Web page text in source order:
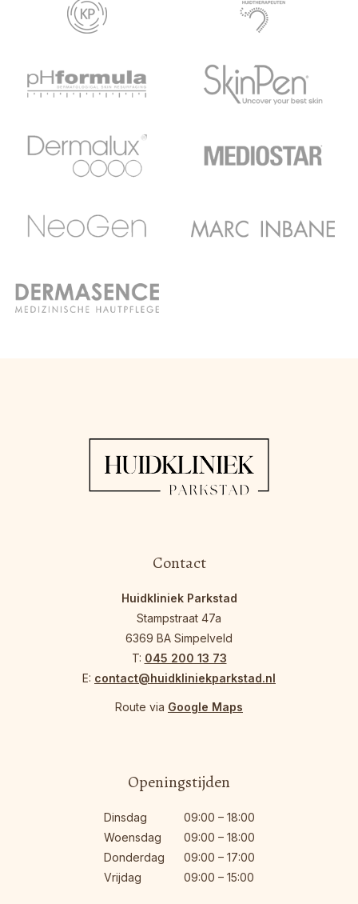
Contact
Huidkliniek Parkstad
Stampstraat 47a
6369 BA Simpelveld
T: 045 200 13 73
E: contact@huidkliniekparkstad.nl
Route via Google Maps
Openingstijden
Dinsdag
09:00 – 18:00
Woensdag
09:00 – 18:00
Donderdag
09:00 – 17:00
Vrijdag
09:00 – 15:00